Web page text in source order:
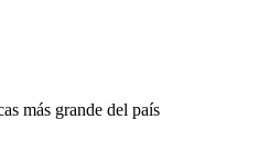
más grande del país